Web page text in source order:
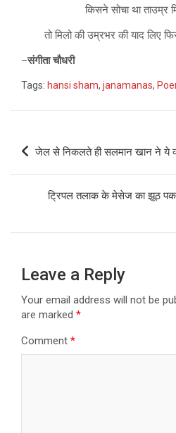
किसने सोचा था ताउम्र
तो मिलो की उम्रभर की याद लिए
–संगीता चौधरी
Tags: hansi sham, janamanas,
Post
जेल से निकलते ही सलमान खान ने ये
ट्रिपल तलाक के मेसेज का झूठ
Leave a Reply
Your email address will not be
are marked *
Comment *